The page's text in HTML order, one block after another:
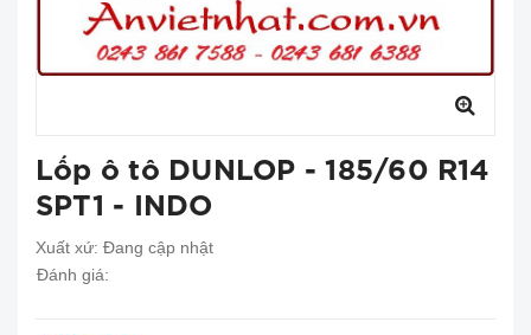
Lốp ô tô DUNLOP - 185/60 R14
SPT1 - INDO
Xuất xứ: Đang cập nhật
Đánh giá: